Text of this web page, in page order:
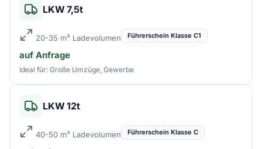
LKW 7,5t
20-35 m³ Ladevolumen Führerschein Klasse C1
auf Anfrage
Ideal für: Große Umzüge, Gewerbe
LKW 12t
40-50 m³ Ladevolumen Führerschein Klasse C